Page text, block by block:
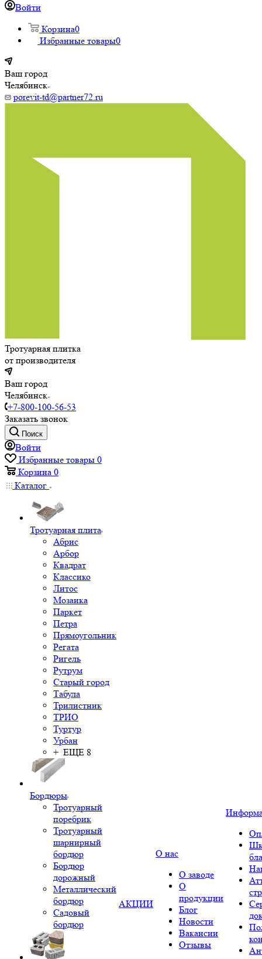
Войти
Корзина0
Избранные товары0
Ваш город
Челябинск
porevit-td@partner72.ru
Тротуарная плитка
от производителя
Ваш город
Челябинск
+7-800-100-56-53
Заказать звонок
Поиск
Войти
Избранные товары 0
Корзина 0
Каталог
Тротуарная плита
Абрис
Арбор
Квадрат
Классико
Литос
Мозаика
Паркет
Петра
Прямоугольник
Регата
Ригель
Рутрум
Старый город
Табула
Трилистник
ТРИО
Туртур
Урбан
+ ЕЩЕ 8
Бордюры
Тротуарный
поребрик
Тротуарный
шарнирный
бордюр
Бордюр
дорожный
Металлический
бордюр
Садовый
бордюр
АКЦИИ
О нас
О заводе
О
продукции
Блог
Новости
Вакансии
Отзывы